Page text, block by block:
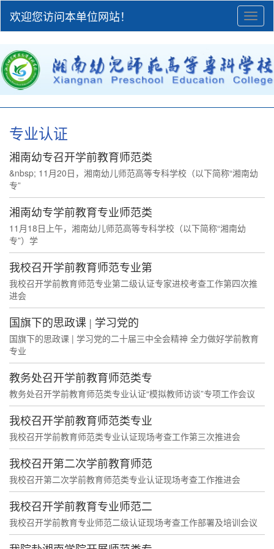
欢迎您访问本单位网站！
专业认证
湘南幼专召开学前教育师范类
&nbsp; 11月20日，湘南幼儿师范高等专科学校（以下简称“湘南幼
专”
湘南幼专学前教育专业师范类
11月18日上午，湘南幼儿师范高等专科学校（以下简称“湘南幼
专”）学
我校召开学前教育师范专业第
我校召开学前教育师范专业第二级认证专家进校考查工作第四次推
进会
国旗下的思政课 | 学习党的
国旗下的思政课 | 学习党的二十届三中全会精神 全力做好学前教育
专业
教务处召开学前教育师范类专
教务处召开学前教育师范类专业认证“模拟教师访谈”专项工作会议
我校召开学前教育师范类专业
我校召开学前教育师范类专业认证现场考查工作第三次推进会
我校召开第二次学前教育师范
我校召开第二次学前教育师范类专业认证现场考查工作推进会
我校召开学前教育专业师范二
我校召开学前教育专业师范二级认证现场考查工作部署及培训会议